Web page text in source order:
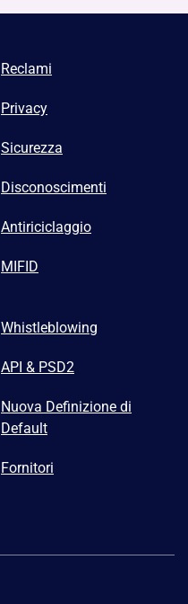
Reclami
Privacy
Sicurezza
Disconoscimenti
Antiriciclaggio
MIFID
Whistleblowing
API & PSD2
Nuova Definizione di
Default
Fornitori